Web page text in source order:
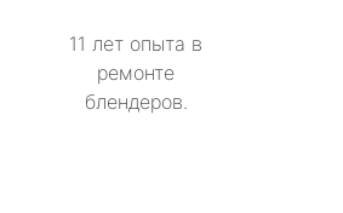
11 лет опыта в
ремонте
блендеров.